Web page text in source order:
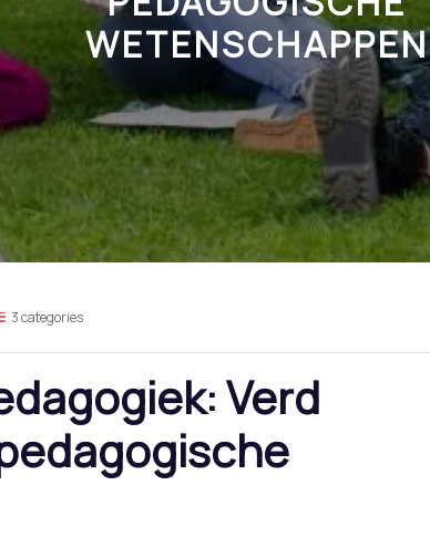
WETENSCHAPPEN
3 categories
Verd